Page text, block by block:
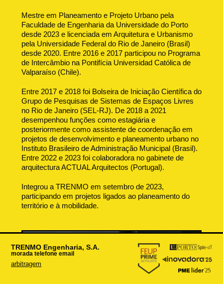
Mestre em Planeamento e Projeto Urbano pela
Faculdade de Engenharia da Universidade do Porto
desde 2023 e licenciada em Arquitetura e Urbanismo
pela Universidade Federal do Rio de Janeiro (Brasil)
desde 2020. Entre 2016 e 2017 participou no Programa
de Intercâmbio na Pontifícia Universidad Católica de
Valparaíso (Chile).
Entre 2017 e 2018 foi Bolseira de Iniciação Científica do
Grupo de Pesquisas de Sistemas de Espaços Livres
no Rio de Janeiro (SEL-RJ). De 2018 a 2021
desempenhou funções como estagiária e
posteriormente como assistente de coordenação em
projetos de desenvolvimento e planeamento urbano no
Instituto Brasileiro de Administração Municipal (Brasil).
Entre 2022 e 2023 foi colaboradora no gabinete de
arquitectura ACTUAL Arquitectos (Portugal).
Integrou a TRENMO em setembro de 2023,
participando em projetos ligados ao planeamento do
território e à mobilidade.
TRENMO Engenharia, S.A.
morada telefone email
arbitragem